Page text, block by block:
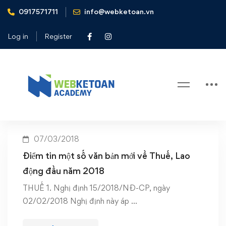
0917571711 info@webketoan.vn
Log in Register
Home Điểm tin văn bản đầu năm 2018
Tag: Điểm tin văn bản đầu năm
07/03/2018
Điểm tin một số văn bản mới về Thuế, Lao
động đầu năm 2018
THUẾ 1. Nghị định 15/2018/NĐ-CP, ngày
02/02/2018 Nghị định này áp …